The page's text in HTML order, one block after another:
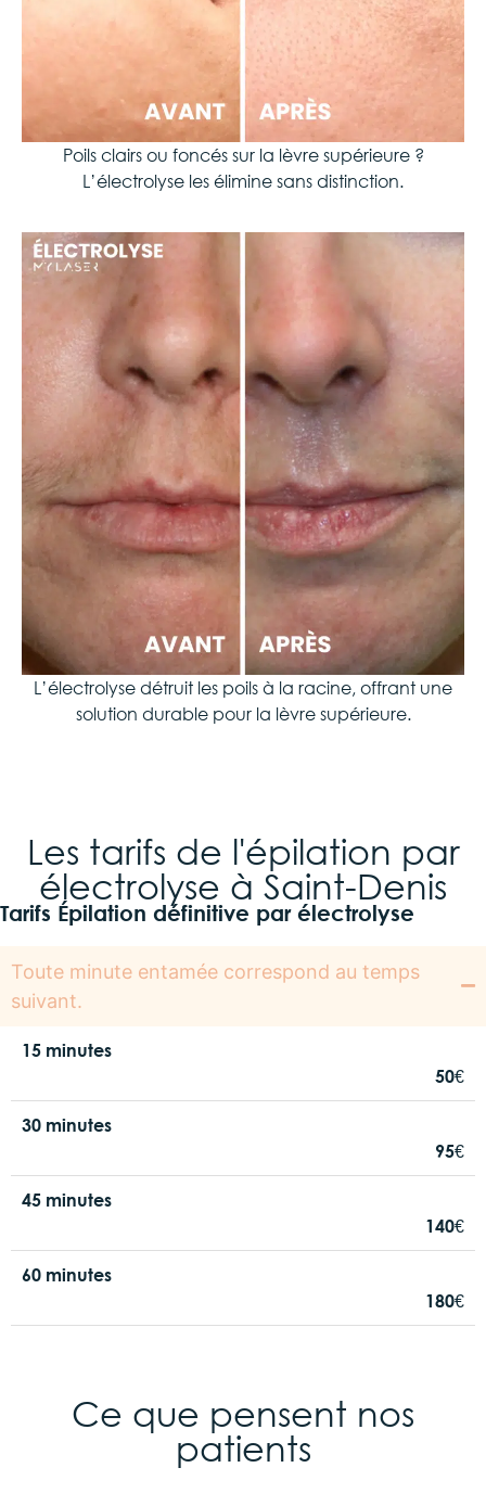
Poils clairs ou foncés sur la lèvre supérieure ?
L’électrolyse les élimine sans distinction.
L’électrolyse détruit les poils à la racine, offrant une
solution durable pour la lèvre supérieure.
Les tarifs de l'épilation par
électrolyse à Saint-Denis
Tarifs Épilation définitive par électrolyse
Toute minute entamée correspond au temps
suivant.
15 minutes
50€
30 minutes
95€
45 minutes
140€
60 minutes
180€
Ce que pensent nos
patients